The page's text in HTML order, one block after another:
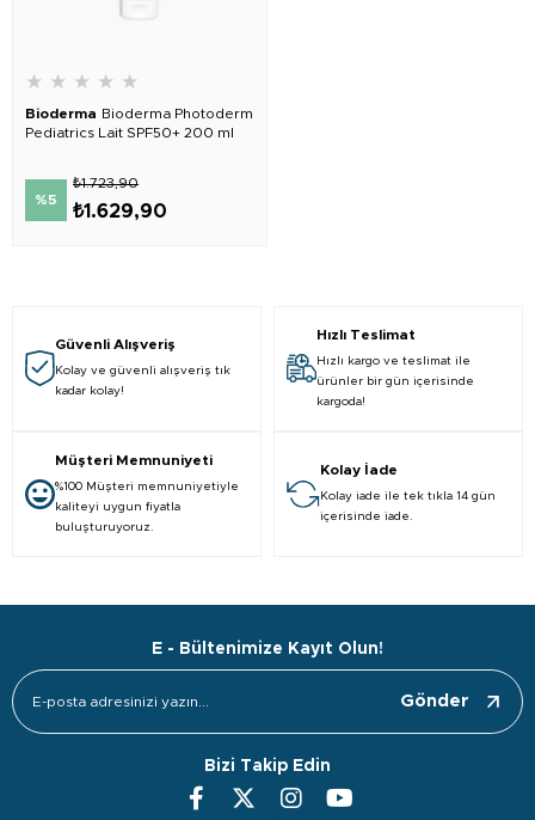
★ ★ ★ ★ ★
Bioderma Bioderma Photoderm
Pediatrics Lait SPF50+ 200 ml
%5
₺1.629,90
₺1.723,90
Güvenli Alışveriş
Kolay ve güvenli alışveriş tık
kadar kolay!
Hızlı Teslimat
Hızlı kargo ve teslimat ile
ürünler bir gün içerisinde
kargoda!
Müşteri Memnuniyeti
%100 Müşteri memnuniyetiyle
kaliteyi uygun fiyatla
buluşturuyoruz.
Kolay İade
Kolay iade ile tek tıkla 14 gün
içerisinde iade.
E - Bültenimize Kayıt Olun!
Gönder
Bizi Takip Edin